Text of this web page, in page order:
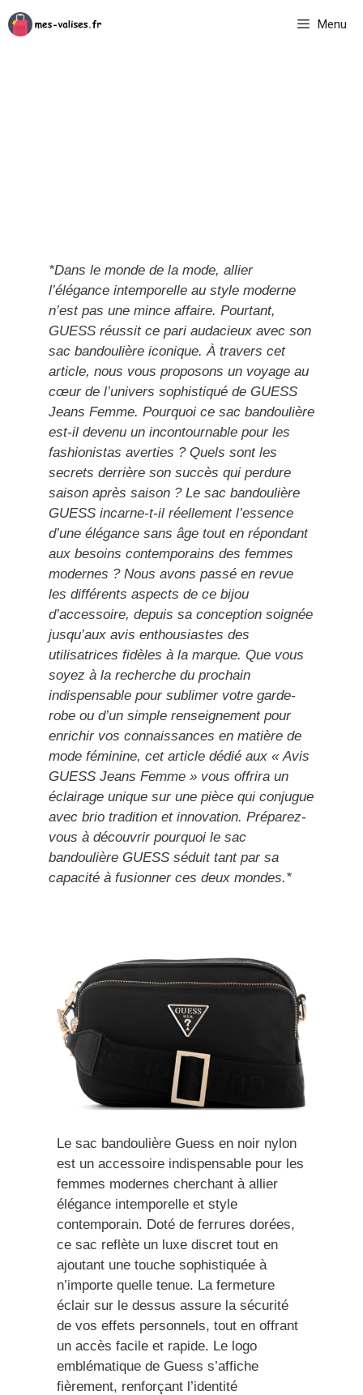
Aller
au
Menu
*Dans le monde de la mode, allier
l’élégance intemporelle au style moderne
n’est pas une mince affaire. Pourtant,
GUESS réussit ce pari audacieux avec son
sac bandoulière iconique. À travers cet
article, nous vous proposons un voyage au
cœur de l’univers sophistiqué de GUESS
Jeans Femme. Pourquoi ce sac bandoulière
est-il devenu un incontournable pour les
fashionistas averties ? Quels sont les
secrets derrière son succès qui perdure
saison après saison ? Le sac bandoulière
GUESS incarne-t-il réellement l’essence
d’une élégance sans âge tout en répondant
aux besoins contemporains des femmes
modernes ? Nous avons passé en revue
les différents aspects de ce bijou
d’accessoire, depuis sa conception soignée
jusqu’aux avis enthousiastes des
utilisatrices fidèles à la marque. Que vous
soyez à la recherche du prochain
indispensable pour sublimer votre garde-
robe ou d’un simple renseignement pour
enrichir vos connaissances en matière de
mode féminine, cet article dédié aux « Avis
GUESS Jeans Femme » vous offrira un
éclairage unique sur une pièce qui conjugue
avec brio tradition et innovation. Préparez-
vous à découvrir pourquoi le sac
bandoulière GUESS séduit tant par sa
capacité à fusionner ces deux mondes.*
Le sac bandoulière Guess en noir nylon
est un accessoire indispensable pour les
femmes modernes cherchant à allier
élégance intemporelle et style
contemporain. Doté de ferrures dorées,
ce sac reflète un luxe discret tout en
ajoutant une touche sophistiquée à
n’importe quelle tenue. La fermeture
éclair sur le dessus assure la sécurité
de vos effets personnels, tout en offrant
un accès facile et rapide. Le logo
emblématique de Guess s’affiche
fièrement, renforçant l’identité